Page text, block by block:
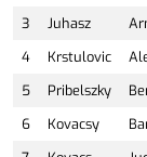
3
Juhasz
4
Krstulovic
5
Pribelszky
6
Kovacsy